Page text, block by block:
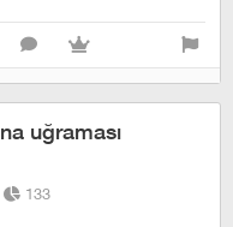
uğraması
133